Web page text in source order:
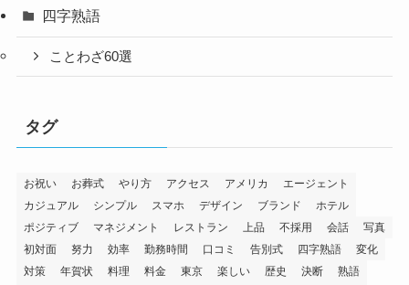
四字熟語
ことわざ60選
タグ
お祝い お葬式 やり方 アクセス アメリカ
エージェント
カジュアル
シンプル スマホ デザイン ブランド
ホテル
ポジティブ
マネジメント レストラン 上品 不採用 会話
写真
初対面
努力 効率 勤務時間 口コミ 告別式 四字熟語
変化
対策
年賀状 料理 料金 東京 楽しい 歴史 決断 熟語